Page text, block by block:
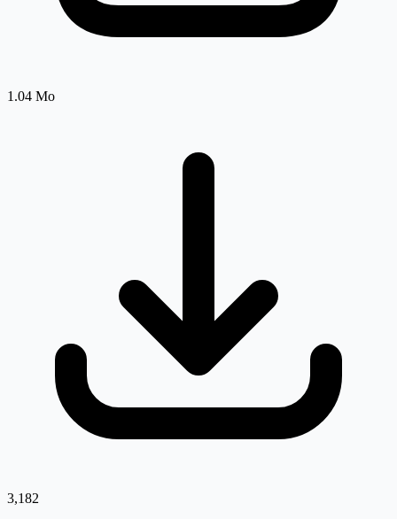
1.04 Mo
3,182